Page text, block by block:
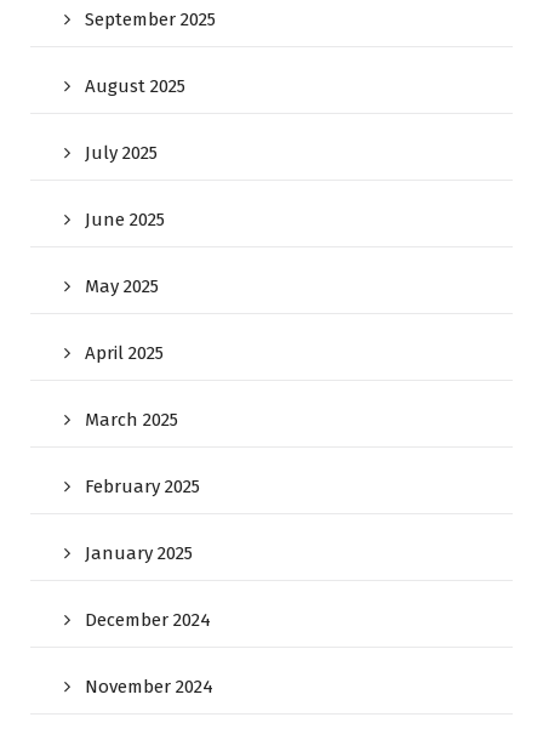
September 2025
August 2025
July 2025
June 2025
May 2025
April 2025
March 2025
February 2025
January 2025
December 2024
November 2024